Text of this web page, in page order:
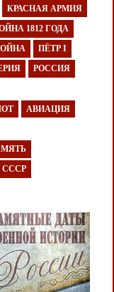
КРАСНАЯ АРМИЯ
1812 ГОДА
ПЁТР I
РОССИЯ
АВИАЦИЯ
СССР